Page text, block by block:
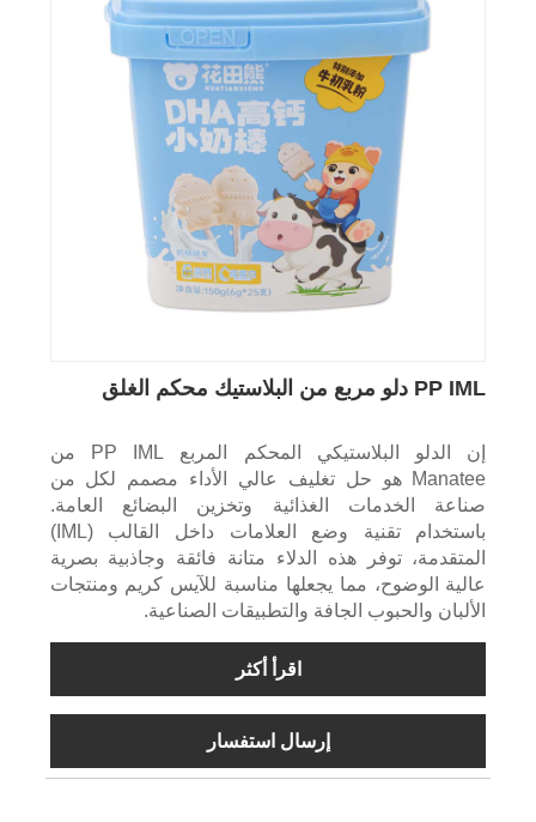
PP IML دلو مربع من البلاستيك محكم الغلق
إن الدلو البلاستيكي المحكم المربع PP IML من
Manatee هو حل تغليف عالي الأداء مصمم لكل من
صناعة الخدمات الغذائية وتخزين البضائع العامة.
باستخدام تقنية وضع العلامات داخل القالب (IML)
المتقدمة، توفر هذه الدلاء متانة فائقة وجاذبية بصرية
عالية الوضوح، مما يجعلها مناسبة للآيس كريم ومنتجات
الألبان والحبوب الجافة والتطبيقات الصناعية.
اقرأ أكثر
إرسال استفسار